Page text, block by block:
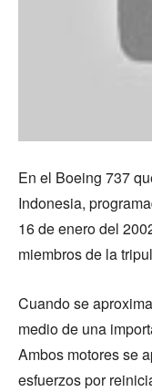
En el Boeing 737
Indonesia,
16 de enero del
miembros de la
Cuando se
medio de una
Ambos motores se
esfuerzos por